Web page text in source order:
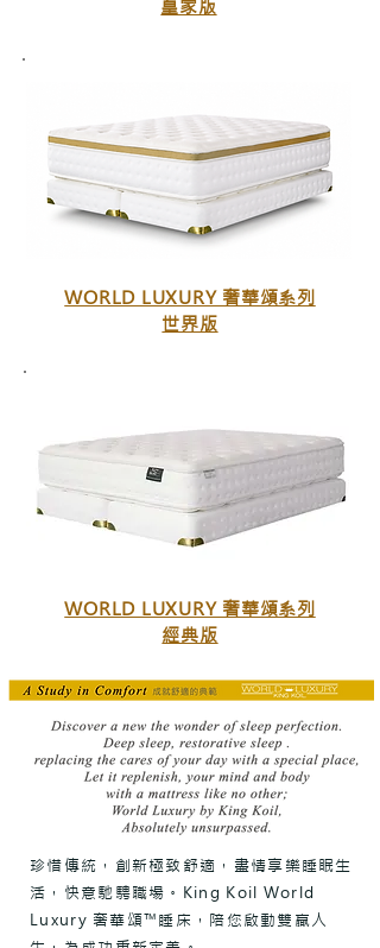
​皇家版
WORLD LUXURY 奢華頌系列
​世界版
WORLD LUXURY 奢華頌系列
​經典版
珍惜傳統，創新極致舒適，盡情享樂睡眠生
活，快意馳騁職場。King Koil World
Luxury 奢華頌™睡床，陪您啟動雙贏人